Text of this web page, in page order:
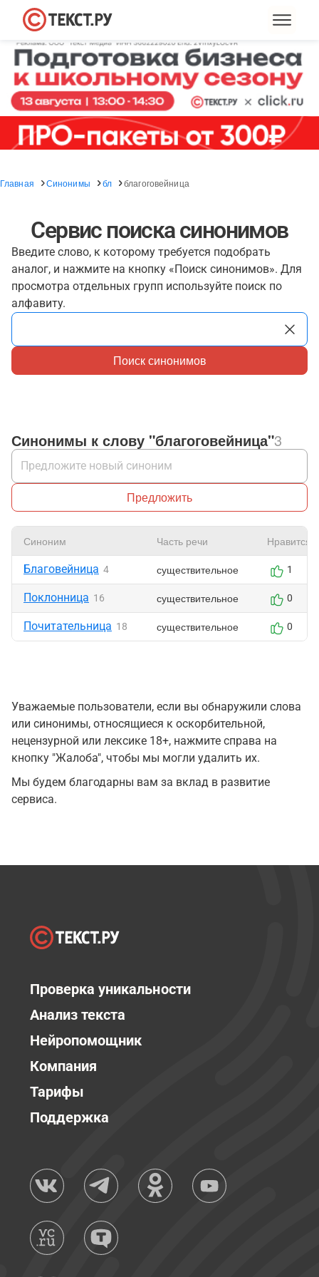
Главная Синонимы бл благоговейница
Сервис поиска синонимов
Введите слово, к которому требуется подобрать
аналог, и нажмите на кнопку «Поиск синонимов». Для
просмотра отдельных групп используйте поиск по
алфавиту.
Поиск синонимов
Синонимы к слову "благоговейница"3
Предложить
Синоним Часть речи Нравится
Благовейница 4 существительное 1
Поклонница 16 существительное 0
Почитательница 18 существительное 0
Уважаемые пользователи, если вы обнаружили слова
или синонимы, относящиеся к оскорбительной,
нецензурной или лексике 18+, нажмите справа на
кнопку "Жалоба", чтобы мы могли удалить их.
Мы будем благодарны вам за вклад в развитие
сервиса.
Проверка уникальности
Анализ текста
Нейропомощник
Компания
Тарифы
Поддержка